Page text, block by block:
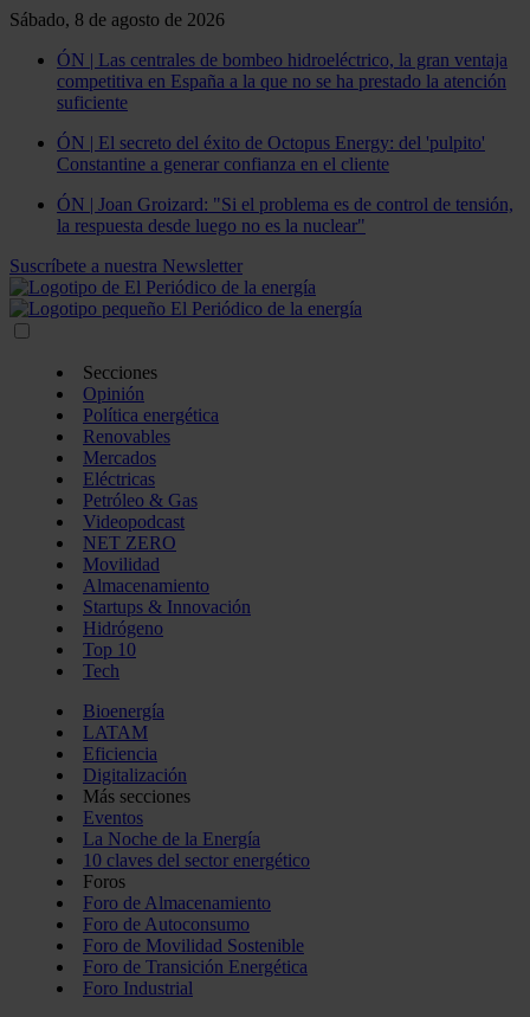
Sábado, 8 de agosto de 2026
ÓN | Las centrales de bombeo hidroeléctrico, la gran ventaja
competitiva en España a la que no se ha prestado la atención
suficiente
ÓN | El secreto del éxito de Octopus Energy: del 'pulpito'
Constantine a generar confianza en el cliente
ÓN | Joan Groizard: "Si el problema es de control de tensión,
la respuesta desde luego no es la nuclear"
Suscríbete a nuestra Newsletter
Secciones
Opinión
Política energética
Renovables
Mercados
Eléctricas
Petróleo & Gas
Videopodcast
NET ZERO
Movilidad
Almacenamiento
Startups & Innovación
Hidrógeno
Top 10
Tech
Bioenergía
LATAM
Eficiencia
Digitalización
Más secciones
Eventos
La Noche de la Energía
10 claves del sector energético
Foros
Foro de Almacenamiento
Foro de Autoconsumo
Foro de Movilidad Sostenible
Foro de Transición Energética
Foro Industrial